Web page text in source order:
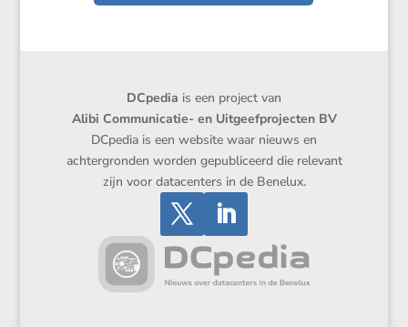
DCpedia is een project van
Alibi Communicatie- en Uitgeefprojecten BV
DCpedia is een website waar nieuws en
achtergronden worden gepubliceerd die relevant
zijn voor datacenters in de Benelux.